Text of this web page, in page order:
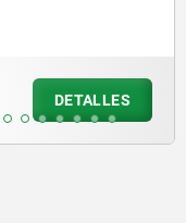
DETALLES